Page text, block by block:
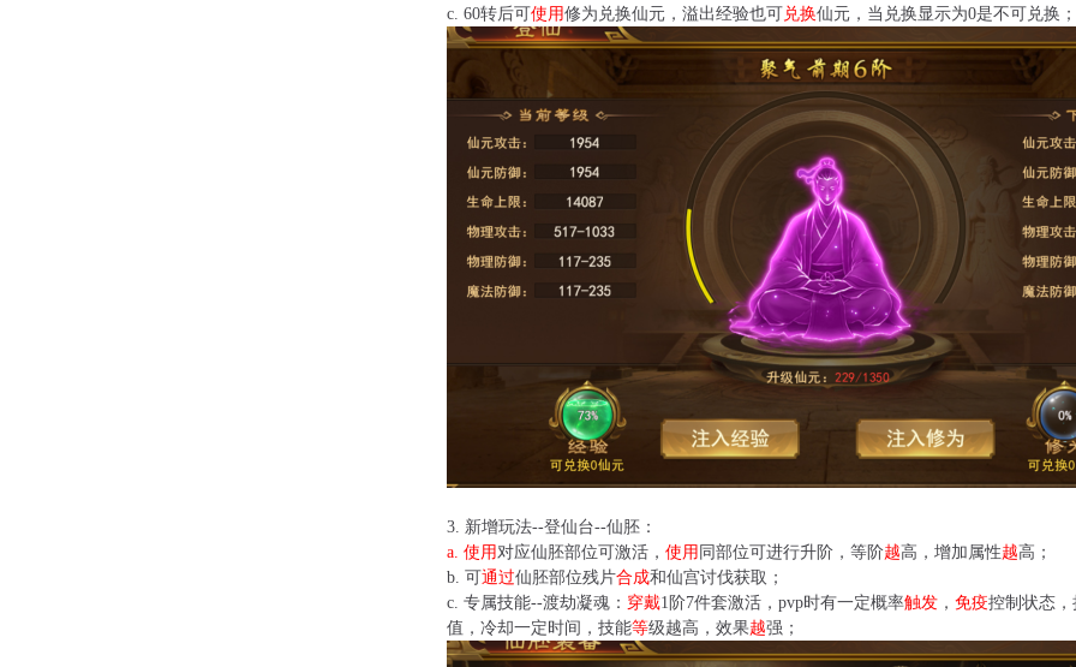
c. 60转后可使用修为兑换仙元，溢出经验也可 兑换仙元，当兑换显示为0是不可兑换；
3. 新增玩法--登仙台--仙胚：
a. 使用对应仙胚部位可激活， 使用 同部位可进行升阶，等阶越高，增加属性越高；
b. 可通过仙胚部位残片合成和仙宫讨伐获取；
c. 专属技能--渡劫凝魂： 穿戴1阶7件套激活，pvp时有一定概率触发 ， 免疫控制状态
值，冷却一定时间，技能等级越高，效果越强；